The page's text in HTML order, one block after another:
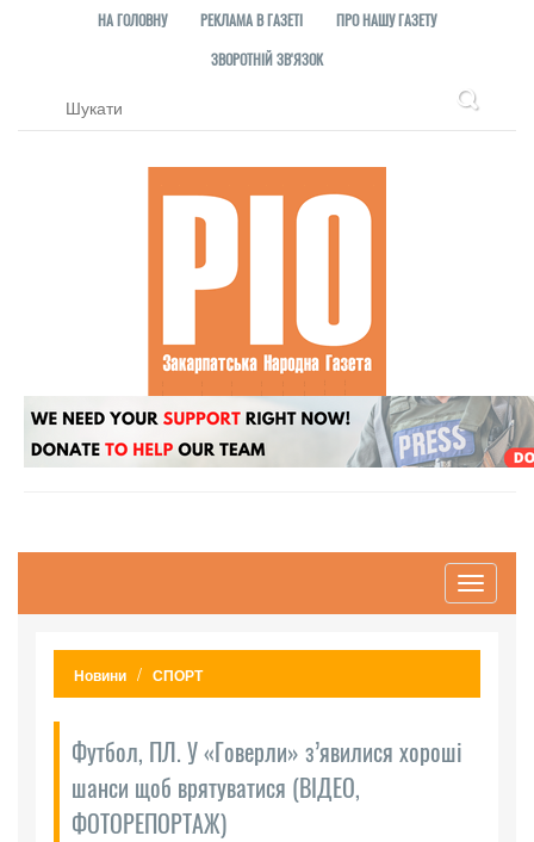
НА ГОЛОВНУ РЕКЛАМА В ГАЗЕТІ
ПРО НАШУ ГАЗЕТУ
ЗВОРОТНІЙ ЗВ'ЯЗОК
Toggle
Новини СПОРТ
Футбол, ПЛ. У «Говерли» з’явилися хороші
шанси щоб врятуватися (ВІДЕО,
ФОТОРЕПОРТАЖ)